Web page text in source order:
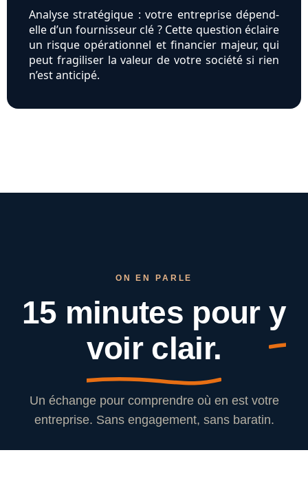
Analyse stratégique : votre entreprise dépend-
elle d’un fournisseur clé ? Cette question éclaire
un risque opérationnel et financier majeur, qui
peut fragiliser la valeur de votre société si rien
n’est anticipé.
ON EN PARLE
15 minutes pour y
voir clair.
Un échange pour comprendre où en est votre
entreprise. Sans engagement, sans baratin.